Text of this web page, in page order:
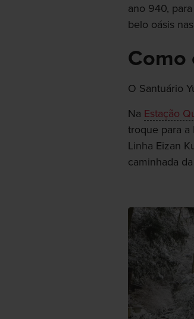
ano 940,
belo oásis
Como
O Santuário
Na Estação
troque para a
Linha Eizan
caminhada